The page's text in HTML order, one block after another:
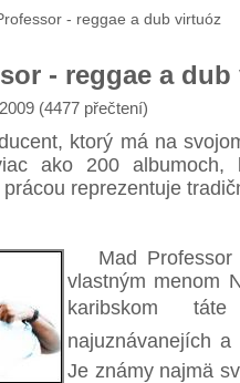
- reggae a dub virtuóz
- reggae a
(4477 přečtení)
ktorý má na
ako 200
prácou reprezentuje
Mad Professor
vlastným menom
karibskom
najuznávanejích
Je známy najmä